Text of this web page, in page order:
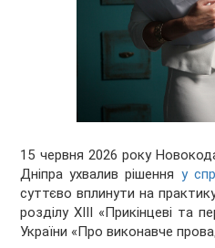
15 червня 2026 року
Дніпра ухвалив рішення у
суттєво вплинути на
розділу XIII «Прикінцеві та
України «Про виконавче